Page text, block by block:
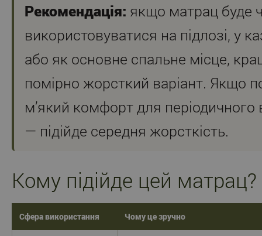
Рекомендація: якщо матрац буде
використовуватися на підлозі, у
або як основне спальне місце,
помірно жорсткий варіант. Якщо
м’який комфорт для періодичного
— підійде середня жорсткість.
Кому підійде цей матрац?
Сфера використання Чому це зручно